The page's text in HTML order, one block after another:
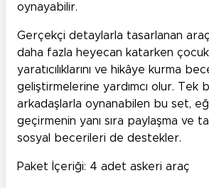
oynayabilir.
Gerçekçi detaylarla tasarlanan
daha fazla heyecan katarken
yaratıcılıklarını ve hikâye kurma
geliştirmelerine yardımcı olur. Tek
arkadaşlarla oynanabilen bu set,
geçirmenin yanı sıra paylaşma ve
sosyal becerileri de destekler.
Paket İçeriği: 4 adet askeri araç